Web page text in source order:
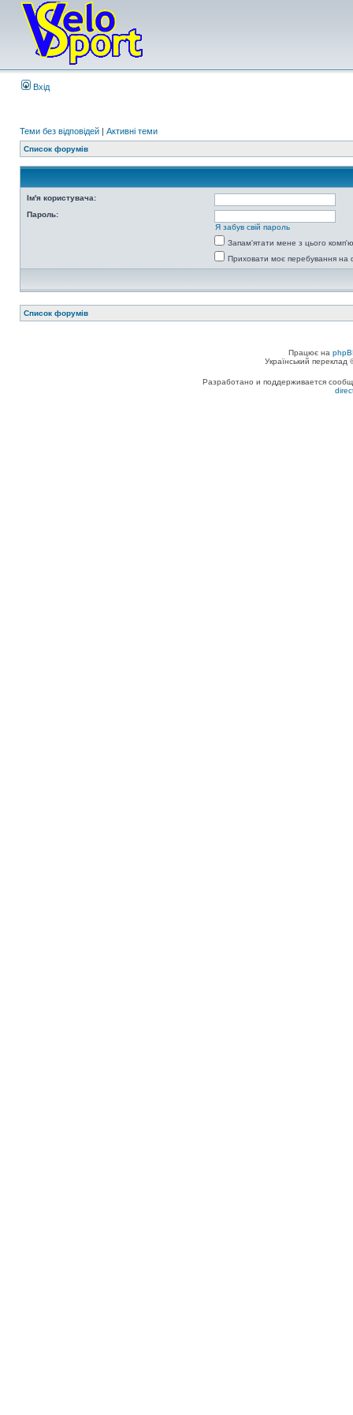
Вхід
Теми без відповідей | Активні теми
Список форумів
Ім'я користувача:
Пароль:
Я забув свій пароль
Запам'ятати мене з цього
Приховати моє перебування на
Список форумів
Працює на
Український
Разработано и поддерживается